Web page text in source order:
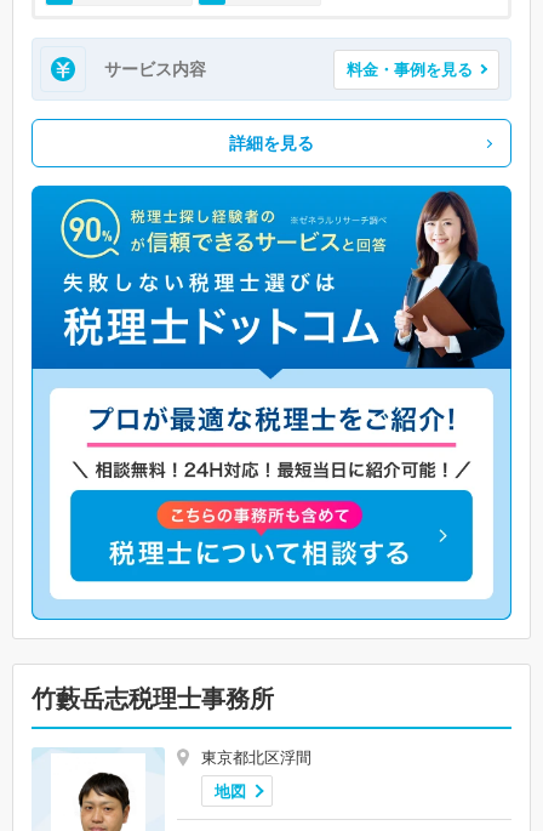
サービス内容 料金・事例を見る
詳細を見る
竹藪岳志税理士事務所
東京都北区浮間
地図